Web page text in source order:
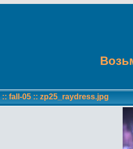
:: fall-05 :: zp25_raydress.jpg